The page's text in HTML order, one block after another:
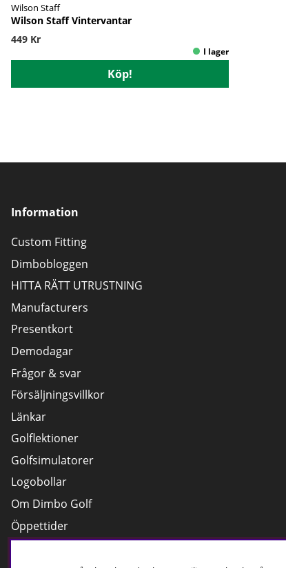
Wilson Staff
Wilson Staff Vintervantar
449 Kr
Köp!
Information
Custom Fitting
Dimbobloggen
HITTA RÄTT UTRUSTNING
Manufacturers
Presentkort
Demodagar
Frågor & svar
Försäljningsvillkor
Länkar
Golflektioner
Golfsimulatorer
Logobollar
Om Dimbo Golf
Öppettider